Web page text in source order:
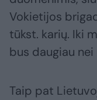
Vokietijos
tūkst. karių. Iki
bus daugiau
Taip pat